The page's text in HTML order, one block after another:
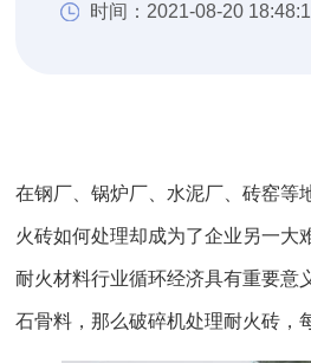
时间：2021-08-20
在钢厂、锅炉厂、水泥厂、砖窑等
火砖如何处理却成为了企业另一大
耐火材料行业循环经济具有重要意
石骨料，那么破碎机处理耐火砖，